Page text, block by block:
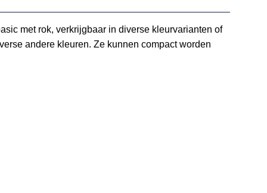
met rok, verkrijgbaar in diverse kleurvarianten of
andere kleuren. Ze kunnen compact worden